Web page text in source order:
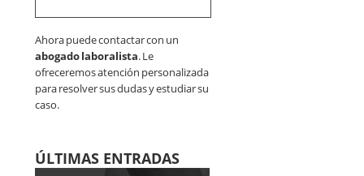
Ahora puede contactar con un
abogado laboralista. Le
ofreceremos atención personalizada
para resolver sus dudas y estudiar su
caso.
ÚLTIMAS ENTRADAS